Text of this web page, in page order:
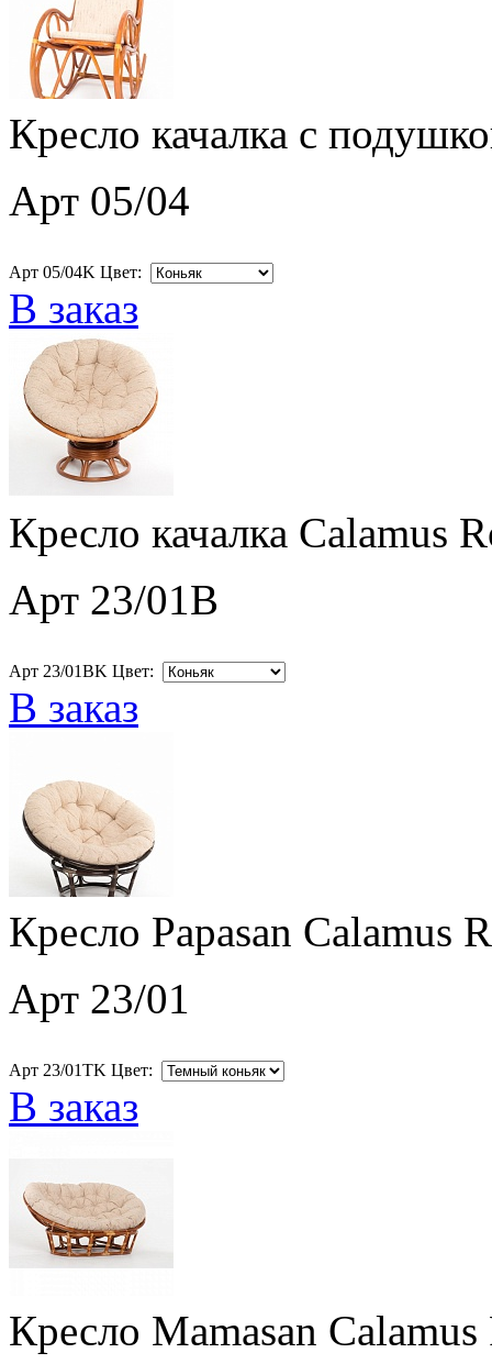
Кресло качалка с
Арт 05/04
Арт 05/04K Цвет:
В заказ
Кресло качалка Calamus
Арт 23/01B
Арт 23/01BK Цвет:
В заказ
Кресло Papasan Calamus
Арт 23/01
Арт 23/01TK Цвет:
В заказ
Кресло Mamasan